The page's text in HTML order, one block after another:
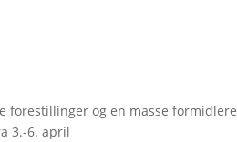
forestillinger og en masse formidlere
3.-6. april